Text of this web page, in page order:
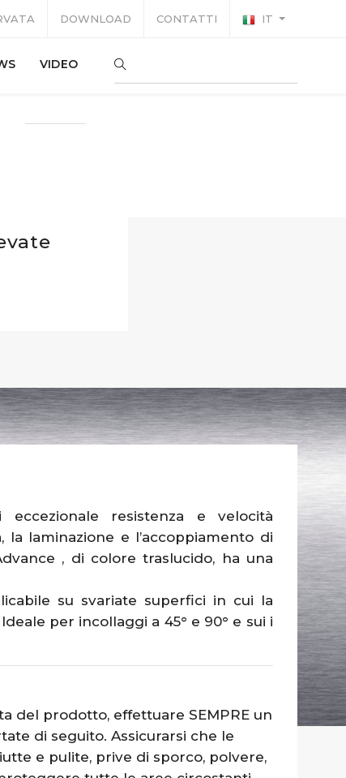
DOWNLOAD CONTATTI IT
VIDEO
resistenza e velocità
la laminazione e l’accoppiamento di
, di colore traslucido, ha una
su svariate superfici in cui la
per incollaggi a 45° e 90° e sui i
del prodotto, effettuare SEMPRE un
di seguito. Assicurarsi che le
e pulite, prive di sporco, polvere,